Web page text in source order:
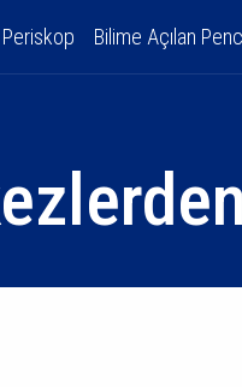
Periskop Bilime Açılan